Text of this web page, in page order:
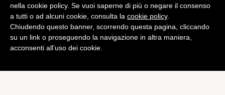
Il nuovo Nexus 7 sarà
lanciato in Taiwan a fine
luglio?
diAlessandro Moretti
nella cookie policy. Se vuoi saperne di più o negare il consenso
a tutti o ad alcuni cookie, consulta la cookie policy.
Chiudendo questo banner, scorrendo questa pagina, cliccando
su un link o proseguendo la navigazione in altra maniera,
acconsenti all’uso dei cookie.